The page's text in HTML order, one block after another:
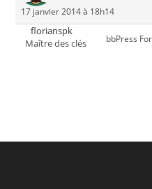
17 janvier 2014 à 18h14
florianspk
Maître des clés
bbPress